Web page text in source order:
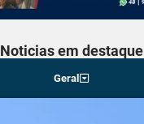
Noticias em destaque
Geral